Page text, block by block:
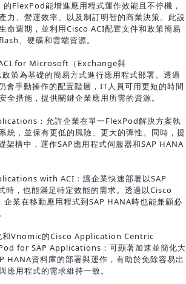
FlexPod能增進應用程式運作效能且不停機，
力、營運效率、以及制訂明智的商業決策。此設
命週期，並利用Cisco ACI配置文件和政策簡易
、硬碟和雲端資源。
for Microsoft（Exchange與
策為基礎的簡易方式進行應用程式部署。透過
會手動操作的配置階層，IT人員可用更短的時間
全措施，提供關鍵企業應用所需的資源。
：允許企業在單一FlexPod解決方案執
統，並保有更低的風險、更大的彈性。同時，提
架構中，運作SAP應用程式伺服器和SAP HANA
with ACI：讓企業快速部署以SAP
時，也能滿足特定效能的需求。透過以Cisco
企業在移動應用程式到SAP HANA時也能兼顧必
和Vnomic的Cisco Application Centric
for SAP Applications：可顯著加速並簡化大
HANA資料庫的部署與運作，有助於免除容易出
應用程式的需求維持一致。